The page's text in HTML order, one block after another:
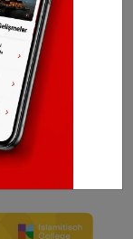
alınan hızlı
sağlık
etmeleri